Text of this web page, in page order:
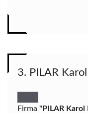
3. PILAR
Firma "PILAR